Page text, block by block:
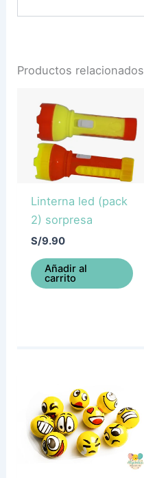
Productos relacionados
Linterna led (pack
2) sorpresa
S/9.90
Añadir al
carrito